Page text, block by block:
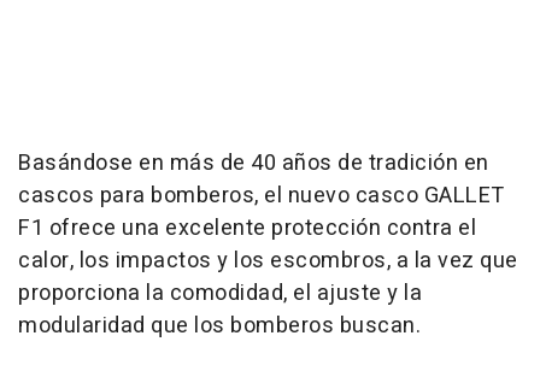
Basándose en más de 40 años de tradición en
cascos para bomberos, el nuevo casco GALLET
F1 ofrece una excelente protección contra el
calor, los impactos y los escombros, a la vez que
proporciona la comodidad, el ajuste y la
modularidad que los bomberos buscan.